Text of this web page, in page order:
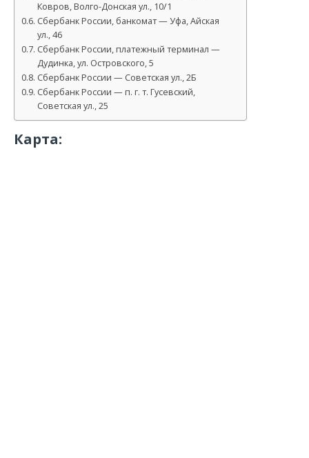
Ковров, Волго-Донская ул., 10/1
Сбербанк России, банкомат — Уфа, Айская
ул., 46
Сбербанк России, платежный терминал —
Дудинка, ул. Островского, 5
Сбербанк России — Советская ул., 2Б
Сбербанк России — п. г. т. Гусевский,
Советская ул., 25
Карта: